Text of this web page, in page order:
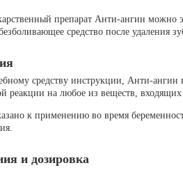
препарат Анти-ангин можно
средство после удаления
средству инструкции, Анти-ангин
реакции на любое из веществ, входящих
к применению во время
и дозировка